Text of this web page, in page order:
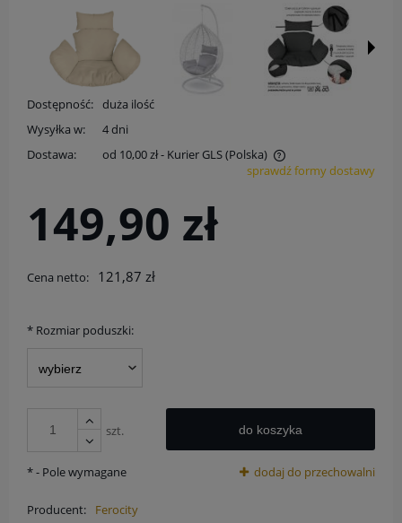
Dostępność: duża ilość
Wysyłka w:
4 dni
Dostawa:
od 10,00 zł- Kurier GLS(Polska)
Cena nie zawiera ewentualnych kosztów płatnościsprawdź formy dostawy
149,90 zł
Cena netto: 121,87 zł
* Rozmiar poduszki:
szt. do koszyka
dodaj do przechowalni
*- Pole wymagane
Producent:
Ferocity